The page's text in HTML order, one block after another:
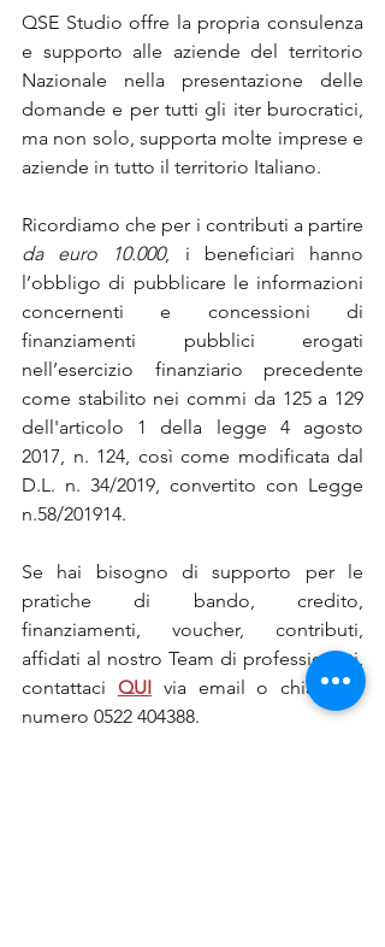
QSE Studio offre la propria consulenza
e supporto alle aziende del territorio
Nazionale nella presentazione delle
domande e per tutti gli iter burocratici,
ma non solo, supporta molte imprese e
aziende in tutto il territorio Italiano.
da euro 10.000, i beneficiari hanno
l’obbligo di pubblicare le informazioni
concernenti e concessioni di
finanziamenti pubblici erogati
nell’esercizio finanziario precedente
come stabilito nei commi da 125 a 129
dell'articolo 1 della legge 4 agosto
2017, n. 124, così come modificata dal
D.L. n. 34/2019, convertito con Legge
n.58/201914.
Se hai bisogno di supporto per le
pratiche di bando, credito,
finanziamenti, voucher, contributi,
affidati al nostro Team di professionisti,
contattaci QUI via email o chiama il
numero 0522 404388.